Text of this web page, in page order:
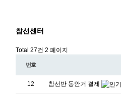
참선센터
Total 27건 2 페이지
번호
12 참선반 동안거 결제